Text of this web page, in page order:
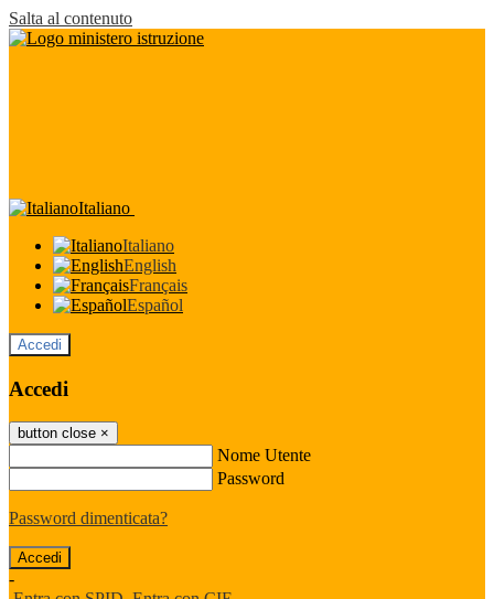
Salta al contenuto
Italiano
Italiano
English
Français
Español
Accedi
Accedi
button close ×
Nome Utente
Password
Password dimenticata?
-